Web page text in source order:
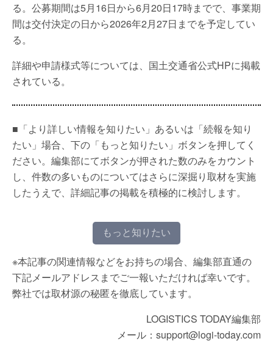
る。公募期間は5月16日から6月20日17時までで、事業期
間は交付決定の日から2026年2月27日までを予定してい
る。
詳細や申請様式等については、国土交通省公式HPに掲載
されている。
■「より詳しい情報を知りたい」あるいは「続報を知り
たい」場合、下の「もっと知りたい」ボタンを押してく
ださい。編集部にてボタンが押された数のみをカウント
し、件数の多いものについてはさらに深掘り取材を実施
したうえで、詳細記事の掲載を積極的に検討します。
もっと知りたい
※本記事の関連情報などをお持ちの場合、編集部直通の
下記メールアドレスまでご一報いただければ幸いです。
弊社では取材源の秘匿を徹底しています。
LOGISTICS TODAY編集部
メール：support@logi-today.com